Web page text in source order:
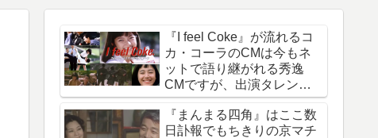
『I feel Coke』が流れるコ
カ・コーラのCMは今もネ
ットで語り継がれる秀逸
CMですが、出演タレント
は今どうしているのでしょ
う『まんまる四角』はここ数
日訃報でもちきりの京マチ